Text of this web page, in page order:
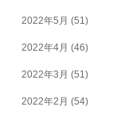
2022年5月 (51)
2022年4月 (46)
2022年3月 (51)
2022年2月 (54)